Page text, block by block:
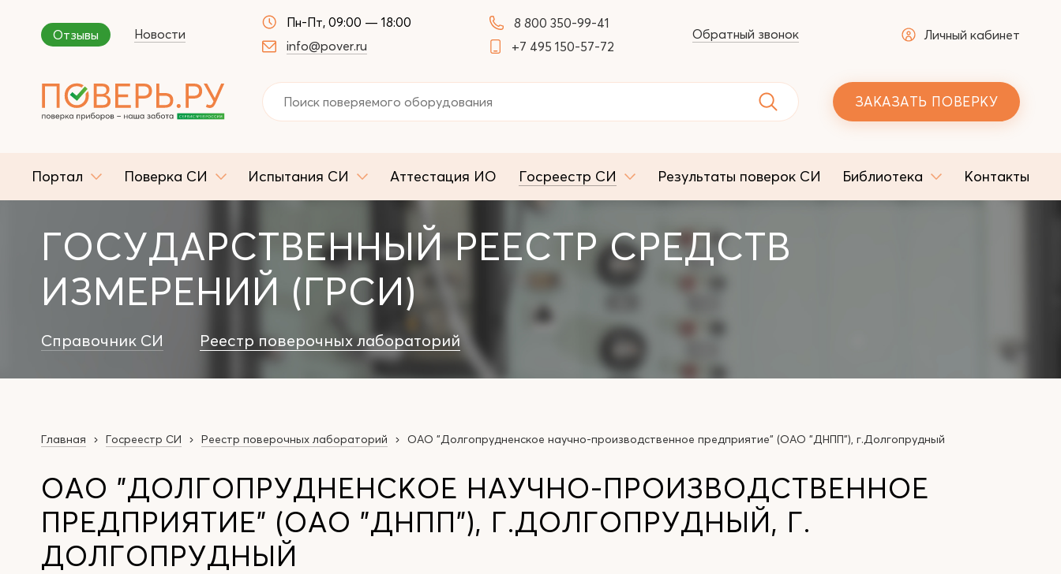
Отзывы Новости
Пн-Пт, 09:00 — 18:00
info@pover.ru
8 800 350-99-41
+7 495 150-57-72
Обратный звонок Личный кабинет
ЗАКАЗАТЬ ПОВЕРКУ
Портал Поверка СИ Испытания СИ Аттестация ИО Госреестр СИ Результаты поверок СИ Библиотека Контакты
ГОСУДАРСТВЕННЫЙ РЕЕСТР СРЕДСТВ
ИЗМЕРЕНИЙ (ГРСИ)
Справочник СИ Реестр поверочных лабораторий
Главная Госреестр СИ Реестр поверочных лабораторий ОАО "Долгопрудненское научно-производственное предприятие" (ОАО "ДНПП"), г.Долгопрудный
ОАО "ДОЛГОПРУДНЕНСКОЕ НАУЧНО-ПРОИЗВОДСТВЕННОЕ
ПРЕДПРИЯТИЕ" (ОАО "ДНПП"), Г.ДОЛГОПРУДНЫЙ, Г.
ДОЛГОПРУДНЫЙ